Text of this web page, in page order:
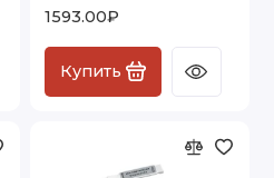
576W/ID/Sens)
1593.00₽
Купить